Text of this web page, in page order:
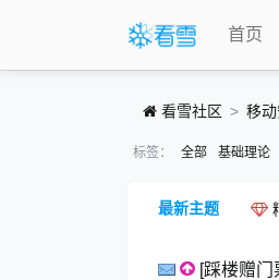
首页
看雪社区 移
标签： 全部 基础理论
最新主题
[踩楼赠